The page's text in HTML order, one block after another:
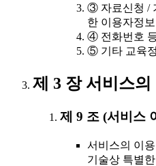
③ 자료신청 /
한 이용자정보
④ 전화번호
⑤ 기타 교육
제 3 장 서비스의
제 9 조 (서비스
서비스의 이
기술상 특별